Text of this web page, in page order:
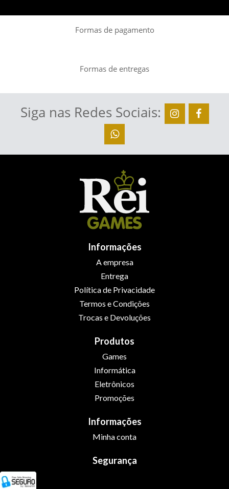
Formas de pagamento
Formas de entregas
Siga nas Redes Sociais:
Informações
A empresa
Entrega
Política de Privacidade
Termos e Condições
Trocas e Devoluções
Produtos
Games
Informática
Eletrônicos
Promoções
Informações
Minha conta
Segurança